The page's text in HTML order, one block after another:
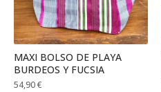
MAXI BOLSO DE PLAYA
BURDEOS Y FUCSIA
54,90€